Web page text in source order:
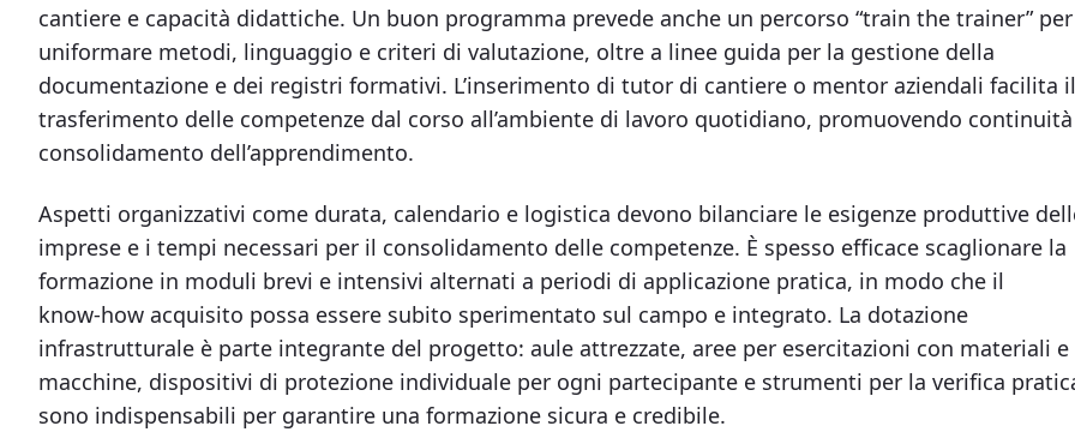
cantiere e capacità didattiche. Un buon programma prevede anche un percorso “train the trainer” per
uniformare metodi, linguaggio e criteri di valutazione, oltre a linee guida per la gestione della
documentazione e dei registri formativi. L’inserimento di tutor di cantiere o mentor aziendali facilita il
trasferimento delle competenze dal corso all’ambiente di lavoro quotidiano, promuovendo
consolidamento dell’apprendimento.
Aspetti organizzativi come durata, calendario e logistica devono bilanciare le esigenze produttive
imprese e i tempi necessari per il consolidamento delle competenze. È spesso efficace scaglionare la
formazione in moduli brevi e intensivi alternati a periodi di applicazione pratica, in modo che il
know‑how acquisito possa essere subito sperimentato sul campo e integrato. La dotazione
infrastrutturale è parte integrante del progetto: aule attrezzate, aree per esercitazioni con materiali e
macchine, dispositivi di protezione individuale per ogni partecipante e strumenti per la verifica
sono indispensabili per garantire una formazione sicura e credibile.